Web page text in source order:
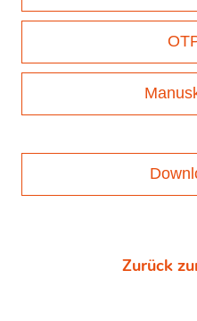
Zurück